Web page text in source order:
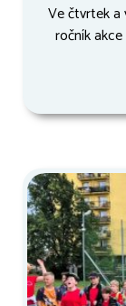
Ve čtvrtek a
ročník